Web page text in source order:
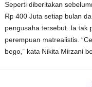
Seperti diberitakan
Rp 400 Juta setiap bulan
pengusaha tersebut. Ia tak
perempuan matrealistis.
bego,” kata Nikita Mirzani